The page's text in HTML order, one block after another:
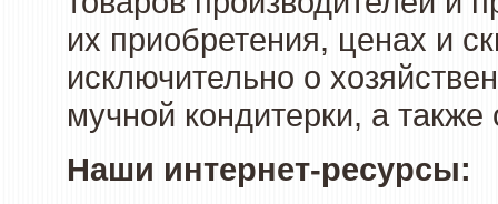
их приобретения, ценах и
исключительно о
мучной кондитерки, а
Наши интернет-ресурсы: